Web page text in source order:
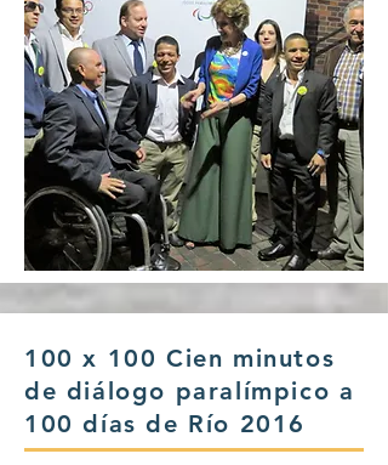
100 x 100 Cien minutos
de diálogo paralímpico a
100 días de Río 2016